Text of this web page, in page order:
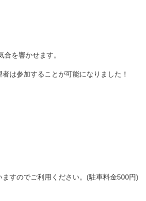
を響かせます。
は参加することが可能になりました！
すのでご利用ください。(駐車料金500円)